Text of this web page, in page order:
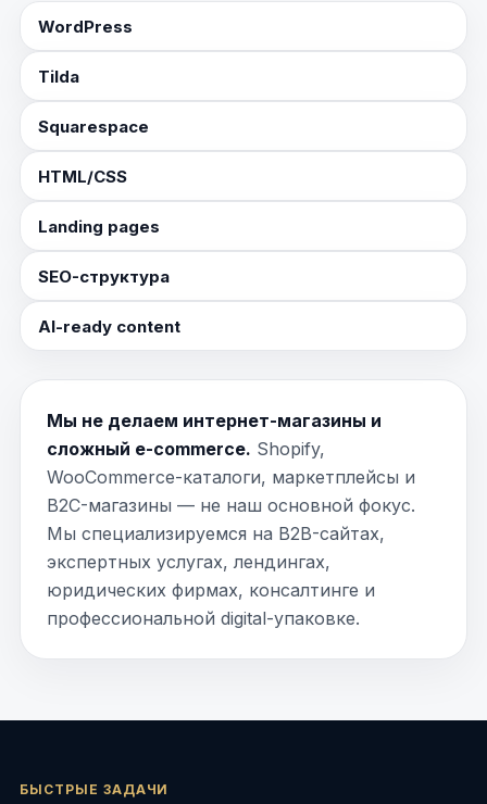
WordPress
Tilda
Squarespace
HTML/CSS
Landing pages
SEO-структура
AI-ready content
Мы не делаем интернет-магазины и
сложный e-commerce. Shopify,
WooCommerce-каталоги, маркетплейсы и
B2C-магазины — не наш основной фокус.
Мы специализируемся на B2B-сайтах,
экспертных услугах, лендингах,
юридических фирмах, консалтинге и
профессиональной digital-упаковке.
БЫСТРЫЕ ЗАДАЧИ